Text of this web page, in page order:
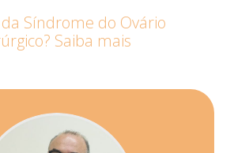
Síndrome do Ovário
Saiba mais